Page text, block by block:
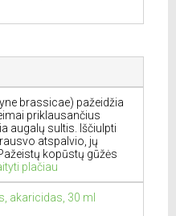
brassicae) pažeidžia
priklausančius
augalų sultis. Iščiulpti
atspalvio, jų
kopūstų gūžės
plačiau
akaricidas, 30 ml